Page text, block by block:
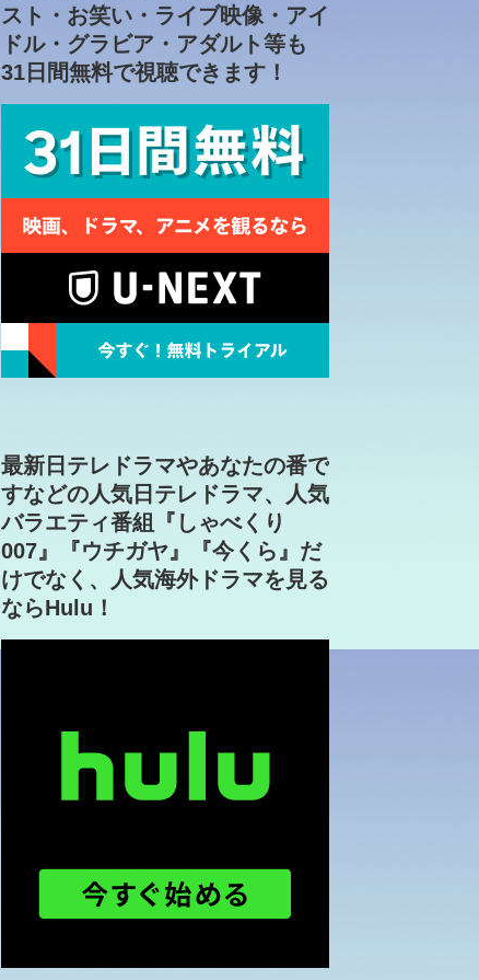
スト・お笑い・ライブ映像・アイ
ドル・グラビア・アダルト等も
31日間無料で視聴できます！
最新日テレドラマやあなたの番で
すなどの人気日テレドラマ、人気
バラエティ番組『しゃべくり
007』『ウチガヤ』『今くら』だ
けでなく、人気海外ドラマを見る
ならHulu！